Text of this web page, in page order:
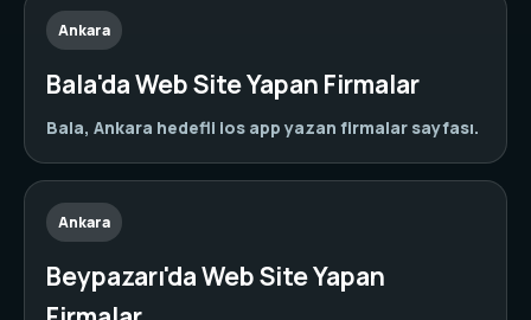
Ankara
Bala'da Web Site Yapan Firmalar
Bala, Ankara hedefli ios app yazan firmalar sayfası.
Ankara
Beypazarı'da Web Site Yapan